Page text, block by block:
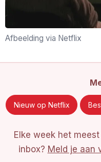
Afbeelding via Netflix
Nieuw op Netflix
Elke week het
inbox? Meld je aan